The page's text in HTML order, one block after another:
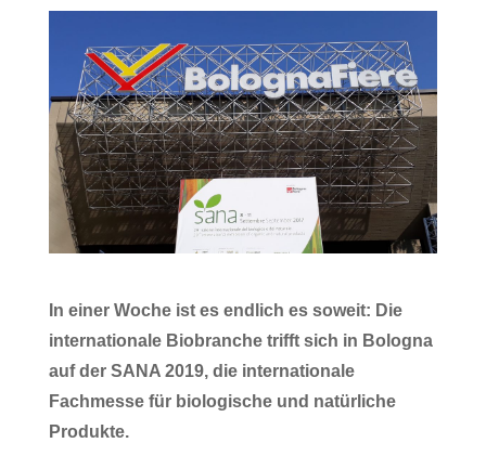
In einer Woche ist es endlich es soweit: Die
internationale Biobranche trifft sich in Bologna
auf der SANA 2019, die internationale
Fachmesse für biologische und natürliche
Produkte.